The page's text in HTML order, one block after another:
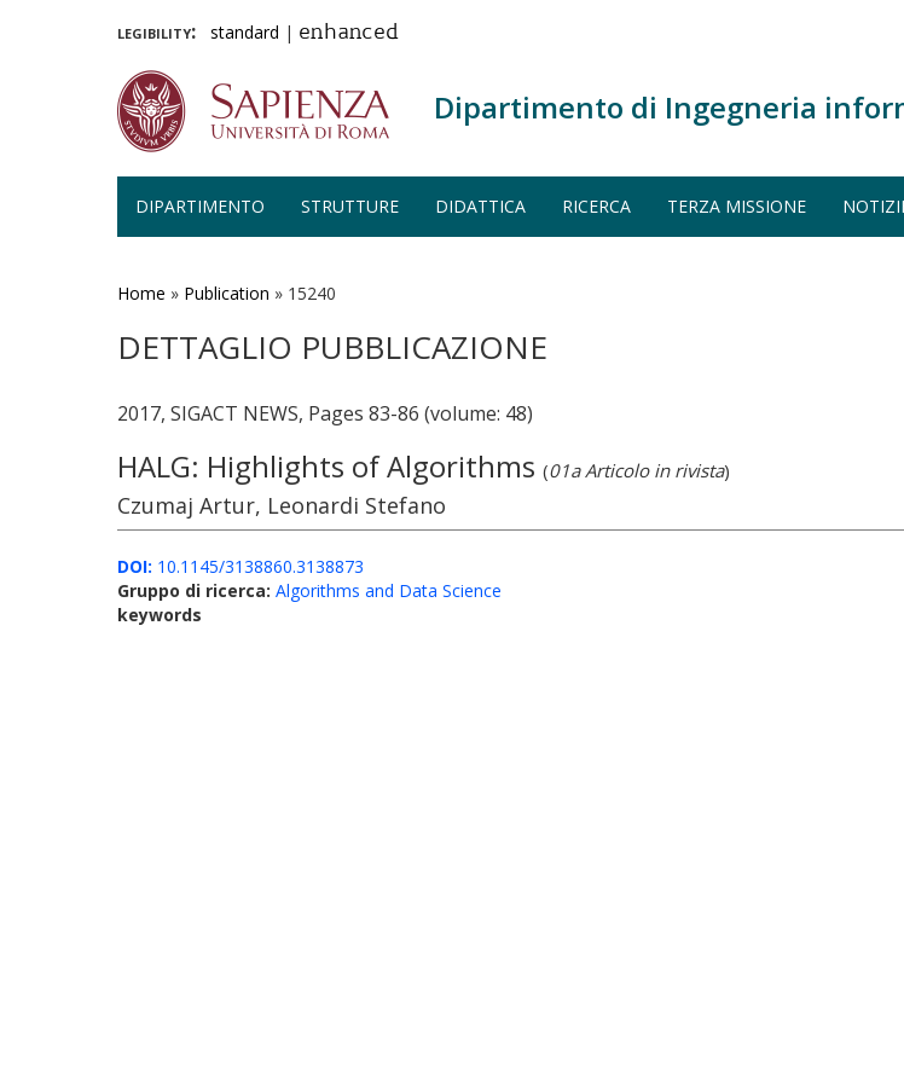
legibility: standard | enhanced
Dipartimento di Ingegneria
DIPARTIMENTO STRUTTURE DIDATTICA RICERCA TERZA MISSIONE
Home » Publication » 15240
DETTAGLIO PUBBLICAZIONE
2017, SIGACT NEWS, Pages 83-86 (volume: 48)
HALG: Highlights of Algorithms (01a Articolo in rivista)
Czumaj Artur, Leonardi Stefano
DOI: 10.1145/3138860.3138873
Gruppo di ricerca: Algorithms and Data Science
keywords